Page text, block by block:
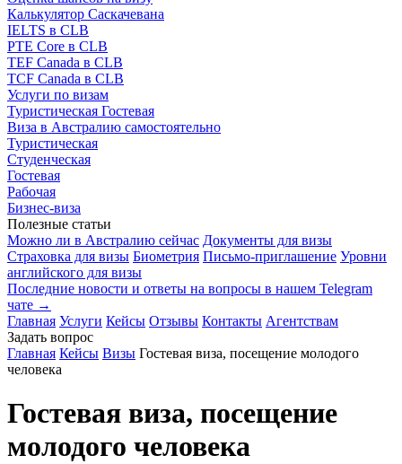
Калькулятор Саскачевана
IELTS в CLB
PTE Core в CLB
TEF Canada в CLB
TCF Canada в CLB
Услуги по визам
Туристическая Гостевая
Виза в Австралию самостоятельно
Туристическая
Студенческая
Гостевая
Рабочая
Бизнес-виза
Полезные статьи
Можно ли в Австралию сейчас Документы для визы
Страховка для визы Биометрия Письмо-приглашение Уровни
английского для визы
Последние новости и ответы на вопросы в нашем Telegram
чате →
Главная Услуги Кейсы Отзывы Контакты Агентствам
Задать вопрос
Главная Кейсы Визы Гостевая виза, посещение молодого
человека
Гостевая виза, посещение
молодого человека